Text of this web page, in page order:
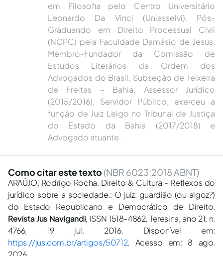
em Filosofia pelo Centro Universitário
Leonardo Da Vinci (Uniasselvi). Pós-
Graduando em Direito Processual Civil
(NCPC) pela Faculdade Damásio de Jesus.
Membro-Fundador da Comissão de
Estudos Literários da Ordem dos
Advogados do Brasil, Subseção de Teixeira
de Freitas – Bahia. Assessor Jurídico
(2015/2016), Servidor Público, exerceu a
função de Juiz Leigo no Tribunal de Justiça
do Estado da Bahia (2017/2018) e
Advogado atuante.
Como citar este texto (NBR 6023:2018 ABNT)
ARAÚJO, Rodrigo Rocha. Direito & Cultura - Reflexos do
jurídico sobre a sociedade.: O juiz: guardião (ou algoz?)
do Estado Republicano e Democrático de Direito.
Revista Jus Navigandi, ISSN 1518-4862, Teresina, ano 21, n.
4766, 19 jul. 2016. Disponível em:
https://jus.com.br/artigos/50712. Acesso em: 8 ago.